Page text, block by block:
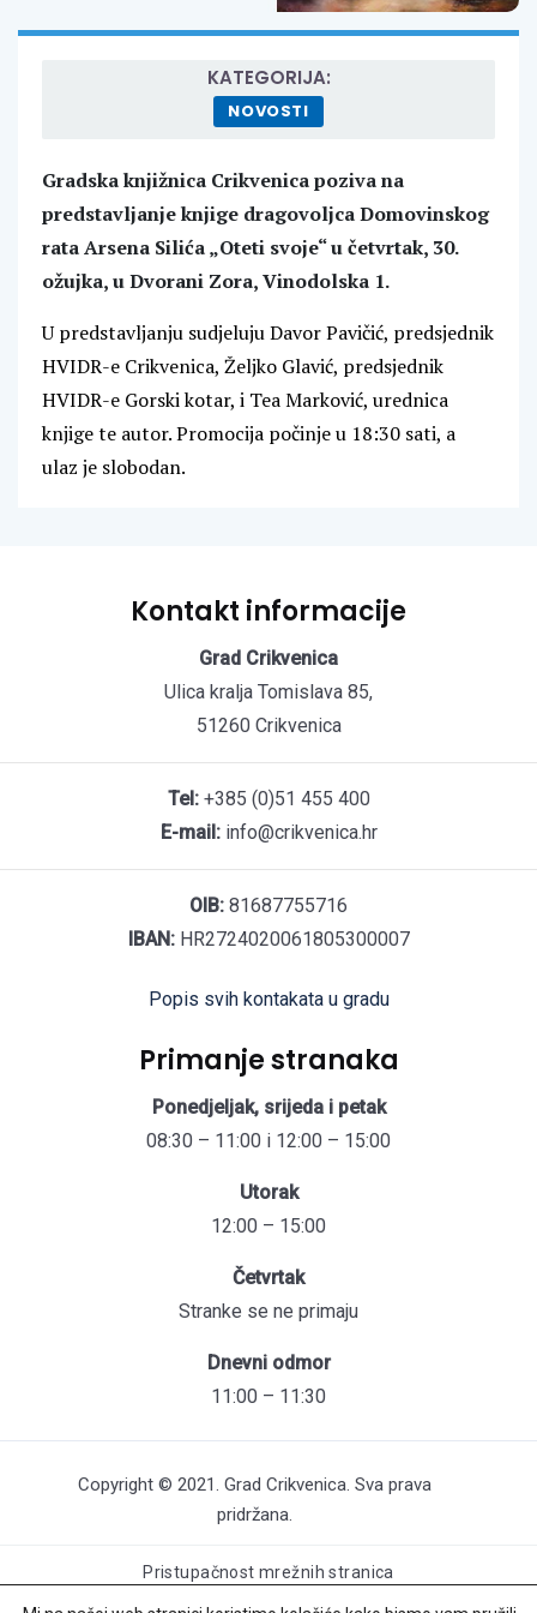
KATEGORIJA:
NOVOSTI
Gradska knjižnica Crikvenica poziva na
predstavljanje knjige dragovoljca Domovinskog
rata Arsena Silića „Oteti svoje“ u četvrtak, 30.
ožujka, u Dvorani Zora, Vinodolska 1.
U predstavljanju sudjeluju Davor Pavičić, predsjednik
HVIDR-e Crikvenica, Željko Glavić, predsjednik
HVIDR-e Gorski kotar, i Tea Marković, urednica
knjige te autor. Promocija počinje u 18:30 sati, a
ulaz je slobodan.
Kontakt informacije
Grad Crikvenica
Ulica kralja Tomislava 85,
51260 Crikvenica
Tel:+385 (0)51 455 400
E-mail:info@crikvenica.hr
OIB: 81687755716
IBAN:HR2724020061805300007
Popis svih kontakata u gradu
Primanje stranaka
Ponedjeljak, srijeda i petak
08:30 – 11:00 i 12:00 – 15:00
Utorak
12:00 – 15:00
Četvrtak
Stranke se ne primaju
Dnevni odmor
11:00 – 11:30
Copyright © 2021. Grad Crikvenica. Sva prava
pridržana.
Pristupačnost mrežnih stranica